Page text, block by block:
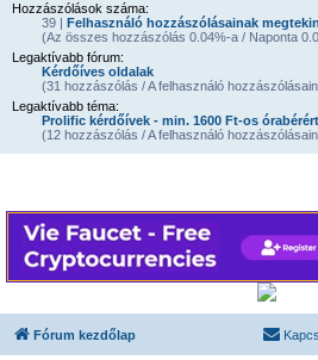
Hozzászólások száma:
39 | Felhasználó hozzászólásainak
(Az összes hozzászólás 0.04%-a / Naponta
Legaktívabb fórum:
Kérdőíves oldalak
(31 hozzászólás / A felhasználó
Legaktívabb téma:
Prolific kérdőívek - min. 1600 Ft-os órabérért
(12 hozzászólás / A felhasználó
Fórum kezdőlap